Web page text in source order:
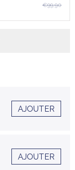
€99,90
AJOUTER
AJOUTER